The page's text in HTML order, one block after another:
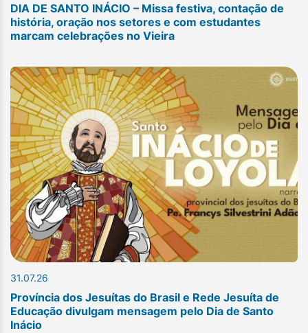
DIA DE SANTO INÁCIO – Missa festiva, contação de
história, oração nos setores e com estudantes
marcam celebrações no Vieira
31.07.26
Província dos Jesuítas do Brasil e Rede Jesuíta de
Educação divulgam mensagem pelo Dia de Santo
Inácio